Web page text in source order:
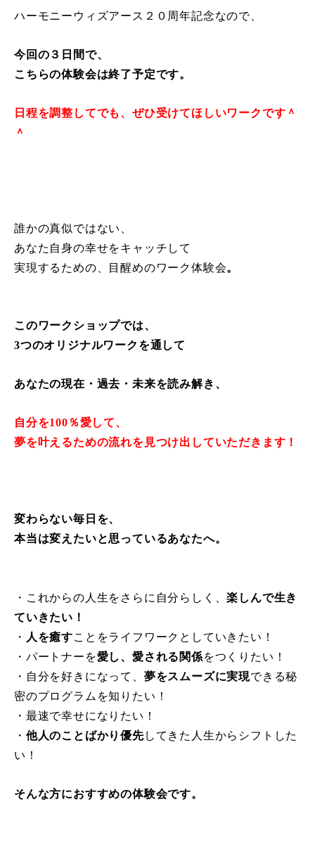
ハーモニーウィズアース２０周年記念なので、
今回の３日間で、
こちらの体験会は終了予定です。
日程を調整してでも、ぜひ受けてほしいワークです＾
＾
誰かの真似ではない、
あなた自身の幸せをキャッチして
実現するための、目醒めのワーク体験会。
このワークショップでは、
3つのオリジナルワークを通して
あなたの現在・過去・未来を読み解き、
自分を100％愛して、
夢を叶えるための流れを見つけ出していただきます！
変わらない毎日を、
本当は変えたいと思っているあなたへ。
・これからの人生をさらに自分らしく、楽しんで生き
ていきたい！
・ 人を癒すことをライフワークとしていきたい！
・パートナーを愛し、愛される関係をつくりたい！
・自分を好きになって、 夢をスムーズに実現できる秘
密のプログラムを知りたい！
・最速で幸せになりたい！
・ 他人のことばかり優先してきた人生からシフトした
い！
そんな方におすすめの体験会です。